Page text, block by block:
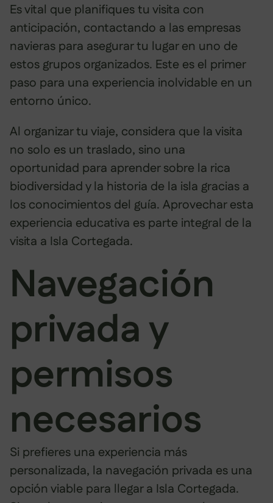
Es vital que planifiques tu visita con
anticipación, contactando a las empresas
navieras para asegurar tu lugar en uno de
estos grupos organizados. Este es el primer
paso para una experiencia inolvidable en un
entorno único.
Al organizar tu viaje, considera que la visita
no solo es un traslado, sino una
oportunidad para aprender sobre la rica
biodiversidad y la historia de la isla gracias a
los conocimientos del guía. Aprovechar esta
experiencia educativa es parte integral de la
visita a Isla Cortegada.
Navegación
privada y
permisos
necesarios
Si prefieres una experiencia más
personalizada, la navegación privada es una
opción viable para llegar a Isla Cortegada.